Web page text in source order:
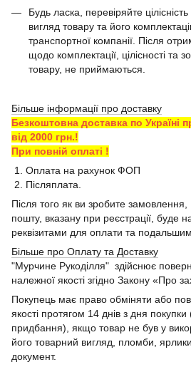
Будь ласка, перевіряйте
вигляд товару та його
транспортної компанії. Після
щодо комплектації, цілісності та
товару, не приймаються.
Більше інформації про доставку
Безкоштовна доставка по Україні
від 2000 грн.!
При повній оплаті !
1. Оплата на рахунок ФОП
2. Післяплата.
Після того як ви зробите
пошту, вказану при реєстрації, буде
реквізитами для оплати та
Більше про Оплату та Доставку
"Мурчине Рукоділля" здійснює
належної якості згідно Закону «Про
Покупець має право обміняти або
якості протягом 14 днів з дня
придбання), якщо товар не був у
його товарний вигляд, пломби,
документ.